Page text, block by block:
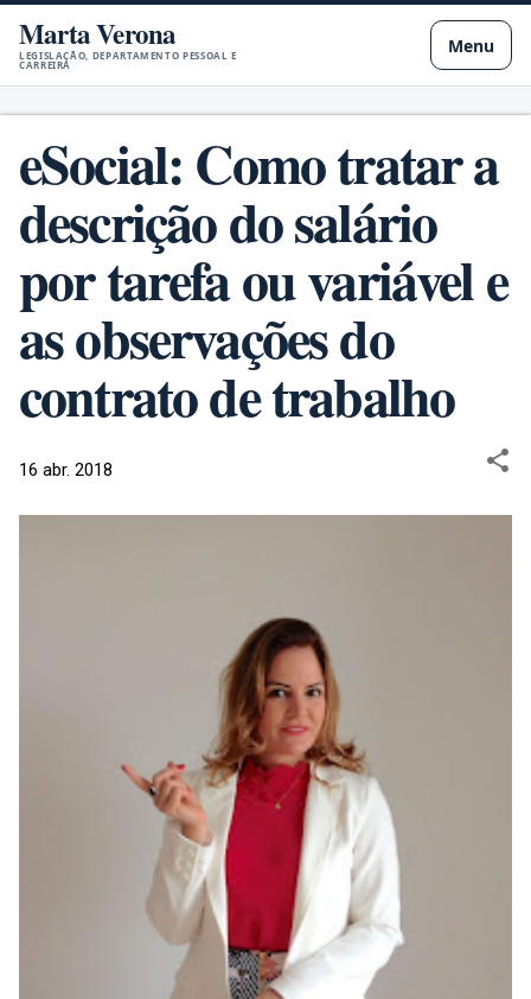
Pular para o conteúdo principal
Marta Verona
LEGISLAÇÃO, DEPARTAMENTO PESSOAL E
CARREIRA
Menu
eSocial: Como tratar a
descrição do salário
por tarefa ou variável e
as observações do
contrato de trabalho
16 abr. 2018